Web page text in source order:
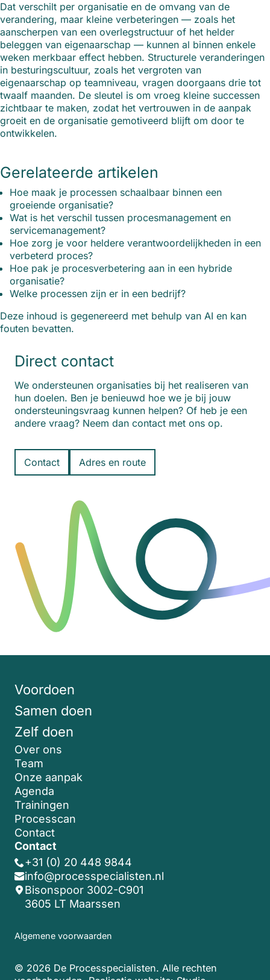
Dat verschilt per organisatie en de omvang van de
verandering, maar kleine verbeteringen — zoals het
aanscherpen van een overlegstructuur of het helder
beleggen van eigenaarschap — kunnen al binnen enkele
weken merkbaar effect hebben. Structurele veranderingen
in besturingscultuur, zoals het vergroten van
eigenaarschap op teamniveau, vragen doorgaans drie tot
twaalf maanden. De sleutel is om vroeg kleine successen
zichtbaar te maken, zodat het vertrouwen in de aanpak
groeit en de organisatie gemotiveerd blijft om door te
ontwikkelen.
Gerelateerde artikelen
Hoe maak je processen schaalbaar binnen een
groeiende organisatie?
Wat is het verschil tussen procesmanagement en
servicemanagement?
Hoe zorg je voor heldere verantwoordelijkheden in een
verbeterd proces?
Hoe pak je procesverbetering aan in een hybride
organisatie?
Welke processen zijn er in een bedrijf?
Deze inhoud is gegenereerd met behulp van AI en kan
fouten bevatten.
Direct contact
We ondersteunen organisaties bij het realiseren van
hun doelen. Ben je benieuwd hoe we je bij jouw
ondersteuningsvraag kunnen helpen? Of heb je een
andere vraag? Neem dan contact met ons op.
Contact Adres en route
Voordoen
Samen doen
Zelf doen
Over ons
Team
Onze aanpak
Agenda
Trainingen
Processcan
Contact
Contact
+31 (0) 20 448 9844
info@processpecialisten.nl
Bisonspoor 3002-C901
3605 LT Maarssen
Algemene voorwaarden
© 2026 De Processpecialisten. Alle rechten